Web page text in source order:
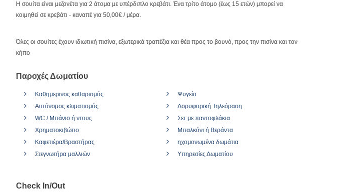
Η σουίτα είναι μεζονέτα για 2 άτομα με υπέρδιπλο κρεβάτι. Ένα τρίτο άτομο (έως 15 ετών) μπορεί να
κοιμηθεί σε κρεβάτι - καναπέ για 50,00€ / μέρα.
Όλες οι σουίτες έχουν ιδιωτική πισίνα, εξωτερικά τραπέζια και θέα προς το βουνό, προς την πισίνα και τον
κήπο
Παροχές Δωματίου
Καθημερινος καθαρισμός
Ψυγείο
Αυτόνομος κλιματισμός
Δορυφορική Τηλεόραση
WC / Μπάνιο ή ντους
Σετ με παντοφλάκια
Χρηματοκιβώτιο
Μπαλκόνι ή Βεράντα
Καφετιέρα/Βραστήρας
ηχομονωμένα δωμάτια
Στεγνωτήρα μαλλιών
Υπηρεσίες Δωματίου
Check In/Out